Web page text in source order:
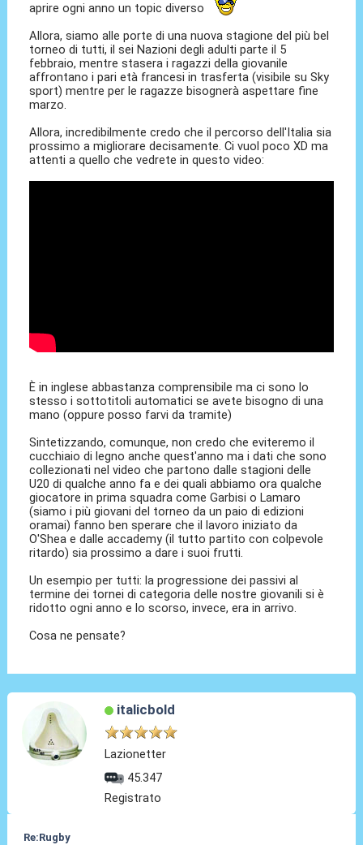
aprire ogni anno un topic diverso
Allora, siamo alle porte di una nuova stagione del più bel
torneo di tutti, il sei Nazioni degli adulti parte il 5
febbraio, mentre stasera i ragazzi della giovanile
affrontano i pari età francesi in trasferta (visibile su Sky
sport) mentre per le ragazze bisognerà aspettare fine
marzo.
Allora, incredibilmente credo che il percorso dell'Italia sia
prossimo a migliorare decisamente. Ci vuol poco XD ma
attenti a quello che vedrete in questo video:
È in inglese abbastanza comprensibile ma ci sono lo
stesso i sottotitoli automatici se avete bisogno di una
mano (oppure posso farvi da tramite)
Sintetizzando, comunque, non credo che eviteremo il
cucchiaio di legno anche quest'anno ma i dati che sono
collezionati nel video che partono dalle stagioni delle
U20 di qualche anno fa e dei quali abbiamo ora qualche
giocatore in prima squadra come Garbisi o Lamaro
(siamo i più giovani del torneo da un paio di edizioni
oramai) fanno ben sperare che il lavoro iniziato da
O'Shea e dalle accademy (il tutto partito con colpevole
ritardo) sia prossimo a dare i suoi frutti.
Un esempio per tutti: la progressione dei passivi al
termine dei tornei di categoria delle nostre giovanili si è
ridotto ogni anno e lo scorso, invece, era in arrivo.
Cosa ne pensate?
italicbold
Lazionetter
45.347
Registrato
Re:Rugby